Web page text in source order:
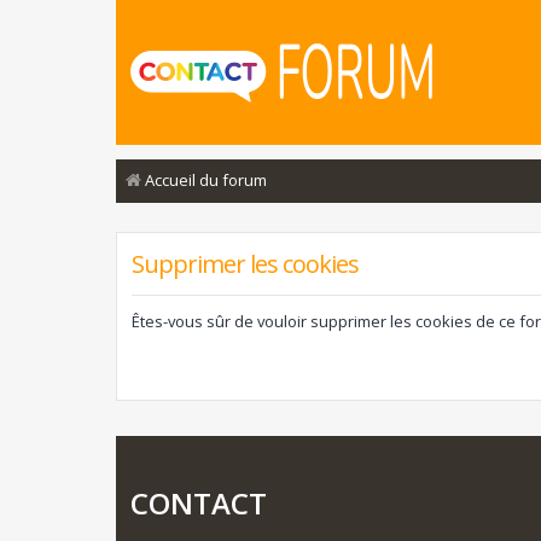
Accueil du forum
Supprimer les cookies
Êtes-vous sûr de vouloir supprimer les cookies de ce
CONTACT